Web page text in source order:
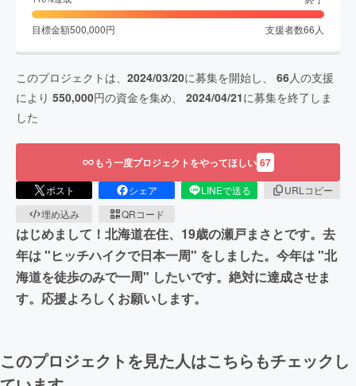
目標金額500,000円 支援者数66 人
このプロジェクトは、 2024/03/20に募集を開始し、 66人の支援
により 550,000円の資金を集め、 2024/04/21に募集を終了しま
した
もう一度プロジェクトをやってほしい 67
ポスト シェア LINEで送る
URLコピー
埋め込み
QRコード
はじめまして！北海道在住、19歳の瀬戸まさとです。去
年は "ヒッチハイクで日本一周" をしました。今年は "北
海道を徒歩のみで一周" したいです。絶対に達成させま
す。応援よろしくお願いします。
このプロジェクトを見た人はこちらもチェックし